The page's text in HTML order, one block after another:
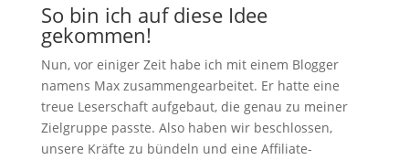
So bin ich auf diese Idee
gekommen!
Nun, vor einiger Zeit habe ich mit einem Blogger
namens Max zusammengearbeitet. Er hatte eine
treue Leserschaft aufgebaut, die genau zu meiner
Zielgruppe passte. Also haben wir beschlossen,
unsere Kräfte zu bündeln und eine Affiliate-